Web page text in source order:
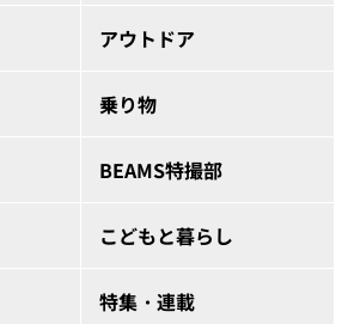
アウトドア
乗り物
BEAMS特撮部
こどもと暮らし
特集・連載